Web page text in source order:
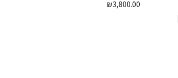
₪3,800.00